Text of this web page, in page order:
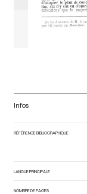
Infos
RÉFÉRENCE BIBLIOGRAPHIQUE
LANGUE PRINCIPALE
NOMBRE DE PAGES